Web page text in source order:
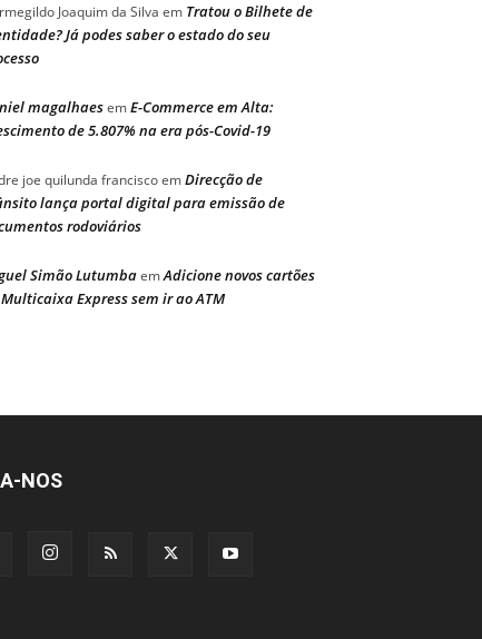
Joaquim da Silva em Tratou o Bilhete de
Já podes saber o estado do seu
magalhaesemE-Commerce em Alta:
de 5.807% na era pós-Covid-19
joe quilunda franciscoemDirecção de
lança portal digital para emissão de
rodoviários
Simão LutumbaemAdicione novos cartões
Express sem ir ao ATM
NOS